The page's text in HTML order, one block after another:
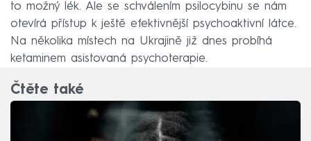
to možný lék. Ale se schválením psilocybinu se nám
otevírá přístup k ještě efektivnější psychoaktivní látce.
Na několika místech na Ukrajině již dnes probíhá
ketaminem asistovaná psychoterapie.
Čtěte také